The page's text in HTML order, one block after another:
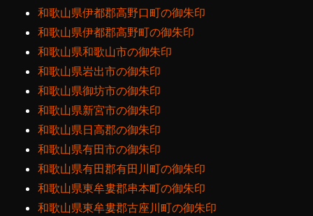
和歌山県伊都郡高野口町の御朱印
和歌山県伊都郡高野町の御朱印
和歌山県和歌山市の御朱印
和歌山県岩出市の御朱印
和歌山県御坊市の御朱印
和歌山県新宮市の御朱印
和歌山県日高郡の御朱印
和歌山県有田市の御朱印
和歌山県有田郡有田川町の御朱印
和歌山県東牟婁郡串本町の御朱印
和歌山県東牟婁郡古座川町の御朱印